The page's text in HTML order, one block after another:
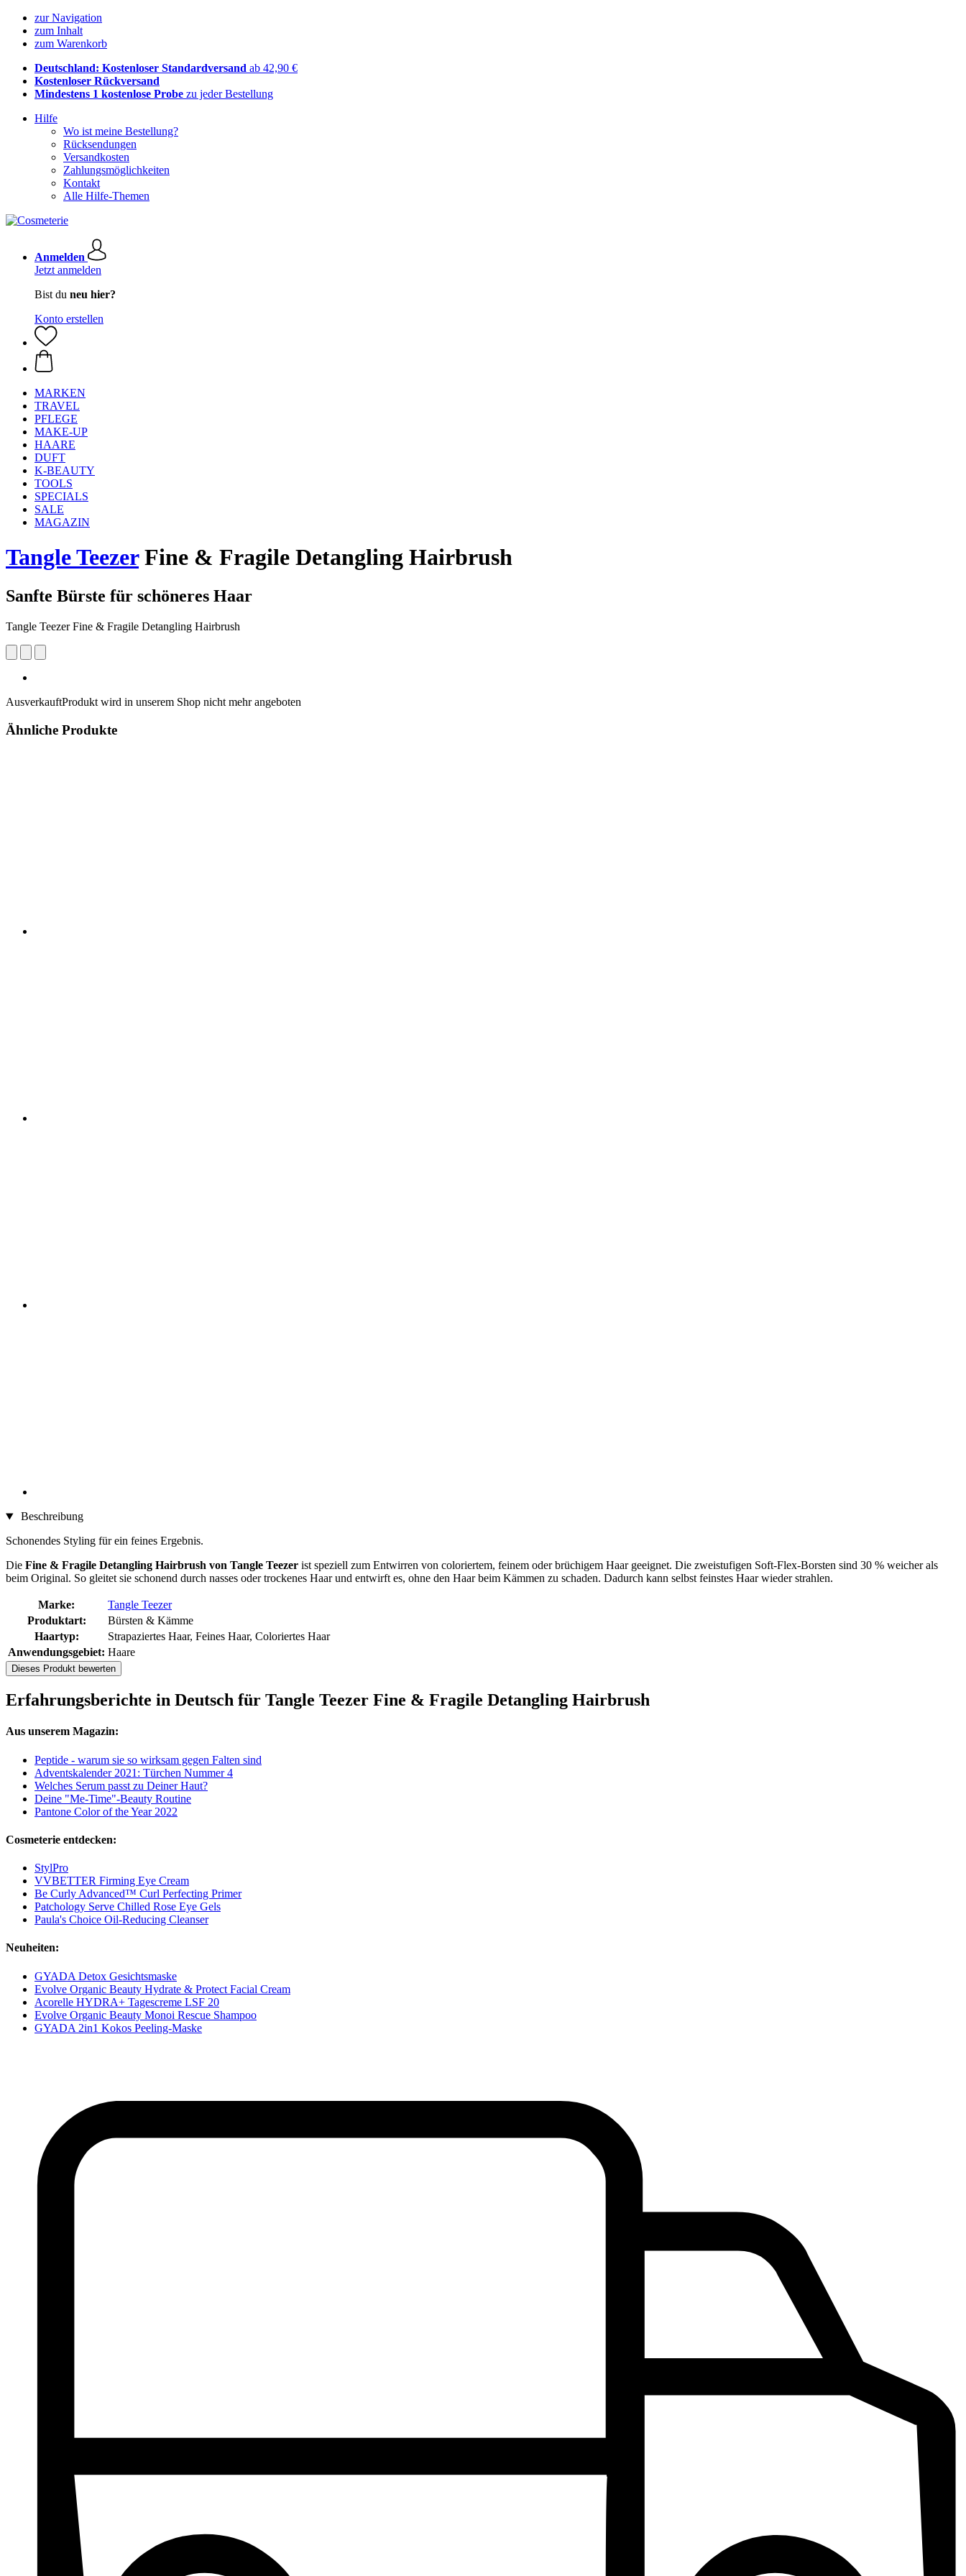
zur Navigation
zum Inhalt
zum Warenkorb
Deutschland: Kostenloser Standardversand ab 42,90 €
Kostenloser Rückversand
Mindestens 1 kostenlose Probe zu jeder Bestellung
Hilfe
Wo ist meine Bestellung?
Rücksendungen
Versandkosten
Zahlungsmöglichkeiten
Kontakt
Alle Hilfe-Themen
Anmelden
Jetzt anmelden
Bist du neu hier?
Konto erstellen
MARKEN
TRAVEL
PFLEGE
MAKE-UP
HAARE
DUFT
K-BEAUTY
TOOLS
SPECIALS
SALE
MAGAZIN
Tangle TeezerFine & Fragile Detangling Hairbrush
Sanfte Bürste für schöneres Haar
Tangle Teezer Fine & Fragile Detangling Hairbrush
AusverkauftProdukt wird in unserem Shop nicht mehr angeboten
Ähnliche Produkte
Beschreibung
Schonendes Styling für ein feines Ergebnis.
Die Fine & Fragile Detangling Hairbrush von Tangle Teezer ist speziell zum Entwirren von coloriertem, feinem oder brüchigem Haar geeignet. Die zweistufigen Soft-Flex-Borsten sind 30 % weicher als
beim Original. So gleitet sie schonend durch nasses oder trockenes Haar und entwirft es, ohne den Haar beim Kämmen zu schaden. Dadurch kann selbst feinstes Haar wieder strahlen.
Marke:
Tangle Teezer
Produktart:
Bürsten & Kämme
Haartyp:
Strapaziertes Haar, Feines Haar, Coloriertes Haar
Anwendungsgebiet: Haare
Dieses Produkt bewerten
Erfahrungsberichte in Deutsch für Tangle Teezer Fine & Fragile Detangling Hairbrush
Aus unserem Magazin:
Peptide - warum sie so wirksam gegen Falten sind
Adventskalender 2021: Türchen Nummer 4
Welches Serum passt zu Deiner Haut?
Deine "Me-Time"-Beauty Routine
Pantone Color of the Year 2022
Cosmeterie entdecken:
StylPro
VVBETTER Firming Eye Cream
Be Curly Advanced™ Curl Perfecting Primer
Patchology Serve Chilled Rose Eye Gels
Paula's Choice Oil-Reducing Cleanser
Neuheiten:
GYADA Detox Gesichtsmaske
Evolve Organic Beauty Hydrate & Protect Facial Cream
Acorelle HYDRA+ Tagescreme LSF 20
Evolve Organic Beauty Monoi Rescue Shampoo
GYADA 2in1 Kokos Peeling-Maske